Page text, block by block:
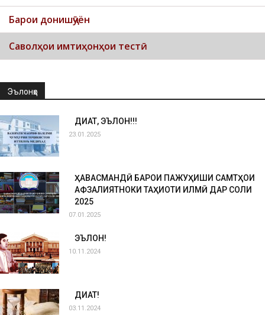
Барои донишҷӯён
Саволҳои имтиҳонҳои тестӣ
Эълонҳо
ДИҚҚАТ, ЭЪЛОН!!!
23.01.2025
ҲАВАСМАНДӢ БАРОИ ПАЖУҲИШИ САМТҲОИ
АФЗАЛИЯТНОКИ ТАҲҚИҚОТИ ИЛМӢ ДАР СОЛИ
2025
07.01.2025
ЭЪЛОН!
10.11.2024
ДИҚҚАТ!
03.11.2024